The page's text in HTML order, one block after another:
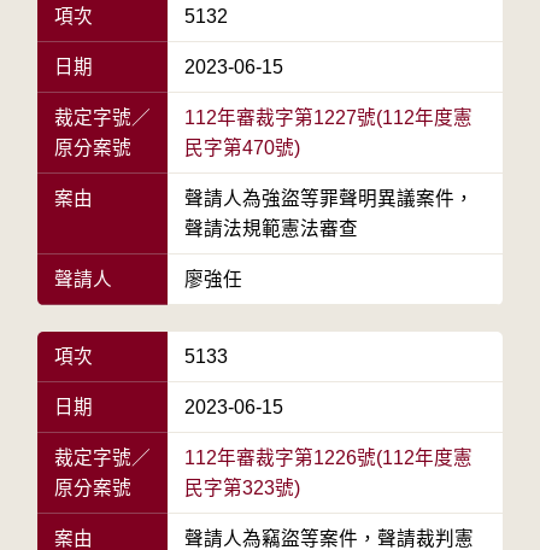
項次 5132
日期 2023-06-15
裁定字號／
原分案號
112年審裁字第1227號(112年度憲
民字第470號)
案由
聲請人為強盜等罪聲明異議案件，
聲請法規範憲法審查
聲請人 廖強任
項次 5133
日期 2023-06-15
裁定字號／
原分案號
112年審裁字第1226號(112年度憲
民字第323號)
案由
聲請人為竊盜等案件，聲請裁判憲